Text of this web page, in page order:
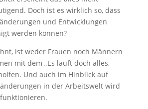
Doch ist es wirklich so, dass
und Entwicklungen
werden können?
ist weder Frauen noch Männern
mit dem „Es läuft doch alles,
Und auch im Hinblick auf
in der Arbeitswelt wird